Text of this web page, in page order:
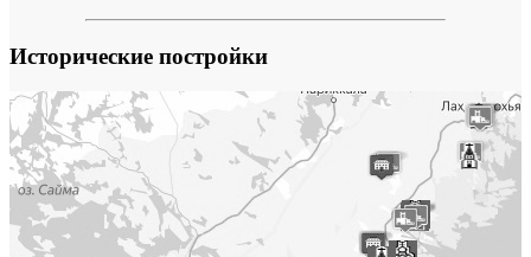
Исторические постройки